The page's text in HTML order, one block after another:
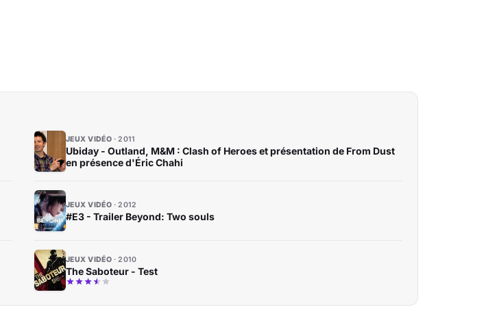
JEUX VIDÉO 2011
Ubiday - Outland, M&M : Clash of Heroes et présentation de From Dust
en présence d'Éric Chahi
JEUX VIDÉO 2012
#E3 - Trailer Beyond: Two souls
JEUX VIDÉO 2010
The Saboteur - Test